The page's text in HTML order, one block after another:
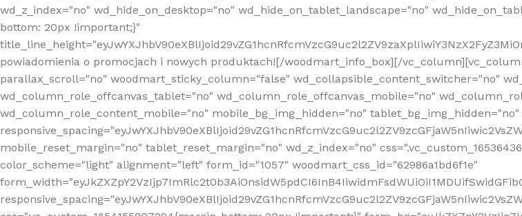
wd_z_index="no" wd_hide_on_desktop="no" wd_hide_on_tablet_landscape="no"
bottom: 20px !important;}"
powiadomienia o promocjach i nowych produktach![/woodmart_info_box][/
parallax_scroll="no" woodmart_sticky_column="false" wd_collapsible_content_switcher="no"
wd_column_role_offcanvas_tablet="no" wd_column_role_offcanvas_mobile="no"
wd_column_role_content_mobile="no" mobile_bg_img_hidden="no"
mobile_reset_margin="no" tablet_reset_margin="no" wd_z_index="no"
color_scheme="light" alignment="left" form_id="1057" woodmart_css_id="62986a1bd6f1e"